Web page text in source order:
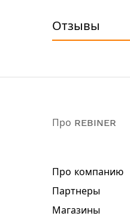
Отзывы
Про REBINER
Про компанию
Партнеры
Магазины